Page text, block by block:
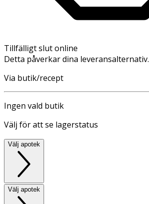
Tillfälligt slut online
Detta påverkar dina leveransalternativ.
Via butik/recept
Ingen vald butik
Välj för att se lagerstatus
Välj apotek
Välj apotek